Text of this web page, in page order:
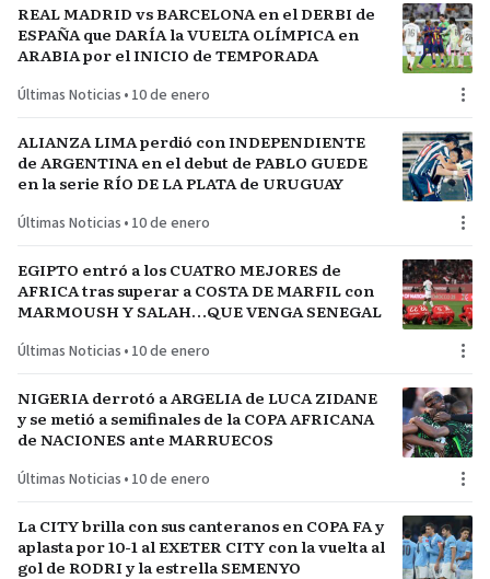
REAL MADRID vs BARCELONA en el DERBI de
ESPAÑA que DARÍA la VUELTA OLÍMPICA en
ARABIA por el INICIO de TEMPORADA
Últimas Noticias • 10 de enero
ALIANZA LIMA perdió con INDEPENDIENTE
de ARGENTINA en el debut de PABLO GUEDE
en la serie RÍO DE LA PLATA de URUGUAY
Últimas Noticias • 10 de enero
EGIPTO entró a los CUATRO MEJORES de
AFRICA tras superar a COSTA DE MARFIL con
MARMOUSH Y SALAH…QUE VENGA SENEGAL
Últimas Noticias • 10 de enero
NIGERIA derrotó a ARGELIA de LUCA ZIDANE
y se metió a semifinales de la COPA AFRICANA
de NACIONES ante MARRUECOS
Últimas Noticias • 10 de enero
La CITY brilla con sus canteranos en COPA FA y
aplasta por 10-1 al EXETER CITY con la vuelta al
gol de RODRI y la estrella SEMENYO